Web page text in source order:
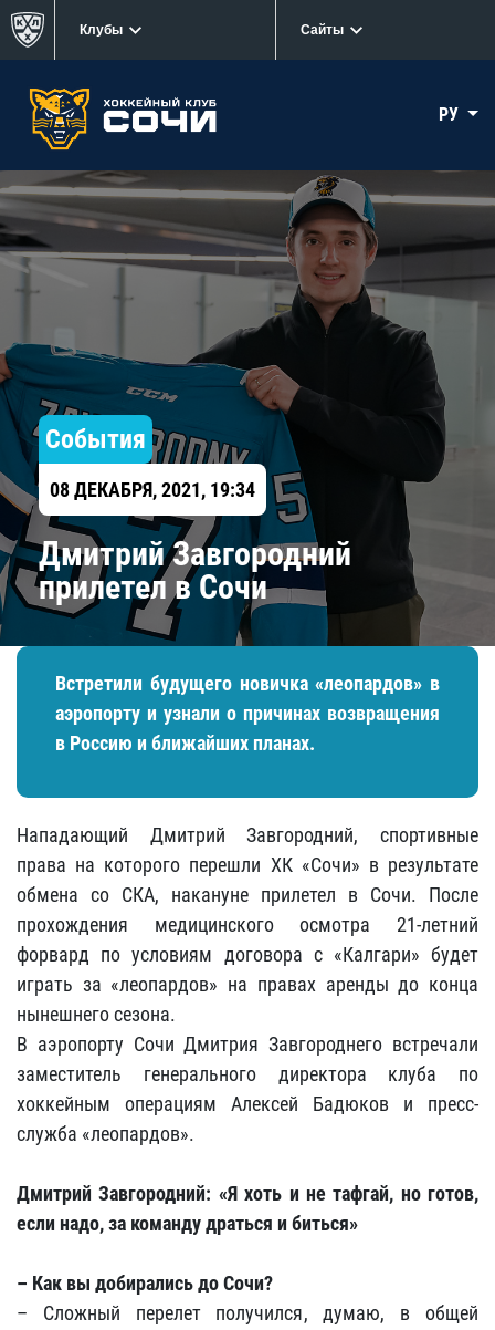
Клубы Сайты
РУ
События
08 ДЕКАБРЯ, 2021, 19:34
Дмитрий Завгородний
прилетел в Сочи
Встретили будущего новичка «леопардов» в
аэропорту и узнали о причинах возвращения
в Россию и ближайших планах.
Нападающий Дмитрий Завгородний, спортивные
права на которого перешли ХК «Сочи» в результате
обмена со СКА, накануне прилетел в Сочи. После
прохождения медицинского осмотра 21-летний
форвард по условиям договора с «Калгари» будет
играть за «леопардов» на правах аренды до конца
нынешнего сезона.
В аэропорту Сочи Дмитрия Завгороднего встречали
заместитель генерального директора клуба по
хоккейным операциям Алексей Бадюков и пресс-
служба «леопардов».
Дмитрий Завгородний: «Я хоть и не тафгай, но готов,
если надо, за команду драться и биться»
– Как вы добирались до Сочи?
– Сложный перелет получился, думаю, в общей